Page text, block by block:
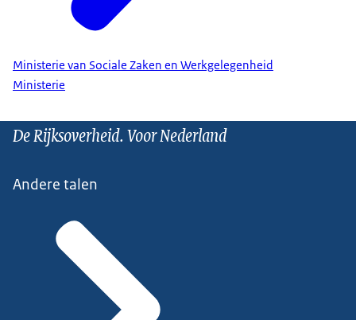
Ministerie van Sociale Zaken en Werkgelegenheid
Ministerie
De Rijksoverheid. Voor Nederland
Andere talen